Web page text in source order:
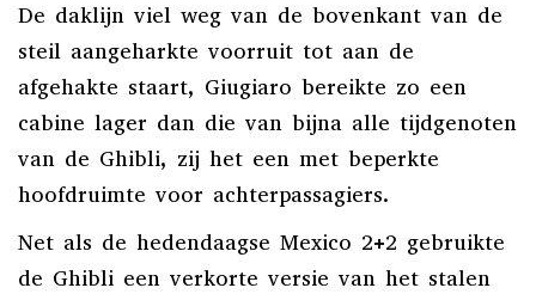
De daklijn viel weg van de bovenkant van de
steil aangeharkte voorruit tot aan de
afgehakte staart, Giugiaro bereikte zo een
cabine lager dan die van bijna alle tijdgenoten
van de Ghibli, zij het een met beperkte
hoofdruimte voor achterpassagiers.
Net als de hedendaagse Mexico 2+2 gebruikte
de Ghibli een verkorte versie van het stalen